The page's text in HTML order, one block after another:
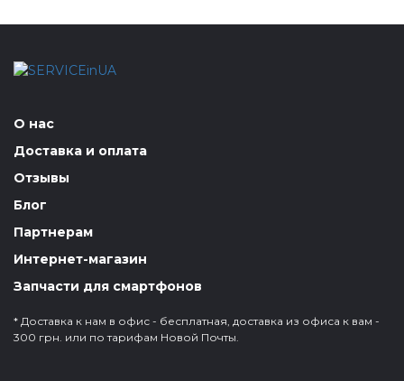
О нас
Доставка и оплата
Отзывы
Блог
Партнерам
Интернет-магазин
Запчасти для смартфонов
* Доставка к нам в офис - бесплатная, доставка из офиса к вам -
300 грн. или по тарифам Новой Почты.